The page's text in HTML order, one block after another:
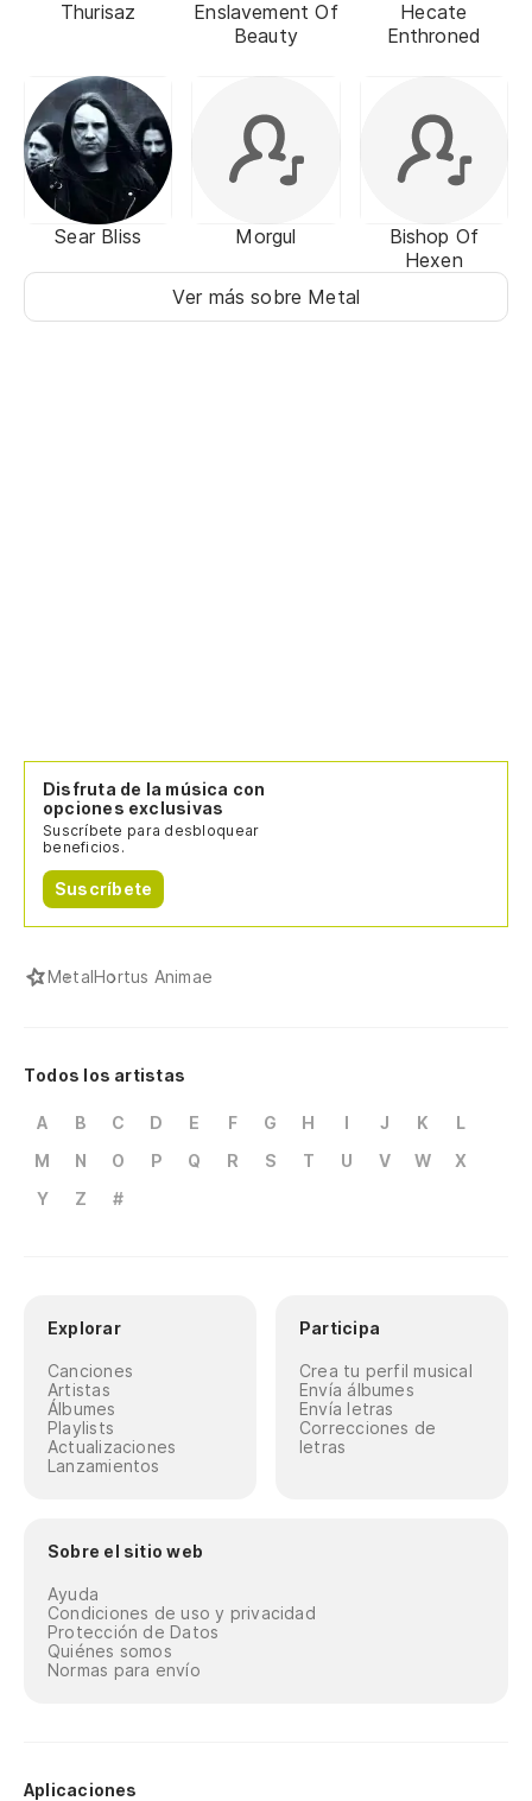
Thurisaz
Enslavement Of
Beauty
Hecate
Enthroned
Sear Bliss Morgul
Bishop Of
Hexen
Ver más sobre Metal
Disfruta de la música con
opciones exclusivas
Suscríbete para desbloquear
beneficios.
Suscríbete
MetalHortus Animae
Todos los artistas
A B C D E F G H I J K
L
M
N O P Q R S T U V W
X
Y
Z #
Explorar
Canciones
Artistas
Álbumes
Playlists
Actualizaciones
Lanzamientos
Participa
Crea tu perfil musical
Envía álbumes
Envía letras
Correcciones de
letras
Sobre el sitio web
Ayuda
Condiciones de uso y privacidad
Protección de Datos
Quiénes somos
Normas para envío
Aplicaciones